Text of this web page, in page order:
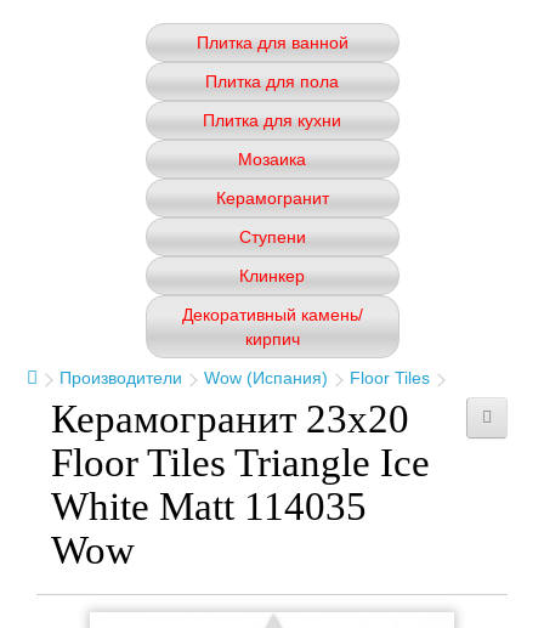
Плитка для ванной
Плитка для пола
Плитка для кухни
Мозаика
Керамогранит
Ступени
Клинкер
Декоративный камень/
кирпич
Производители
Wow (Испания) Floor Tiles
Керамогранит 23x20
Floor Tiles Triangle Ice
White Matt 114035
Wow